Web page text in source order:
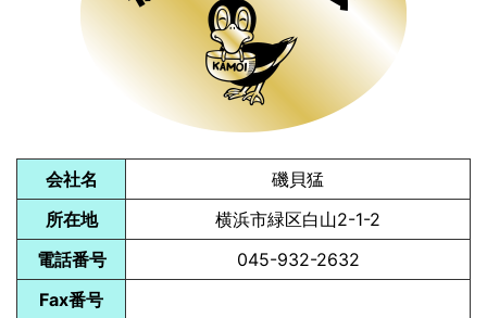
会社名
磯貝猛
所在地
横浜市緑区白山2-1-2
電話番号
045-932-2632
Fax番号